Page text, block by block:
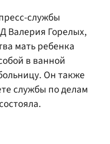
службы
Валерия Горелых,
мать ребенка
в ванной
Он также
службы по делам